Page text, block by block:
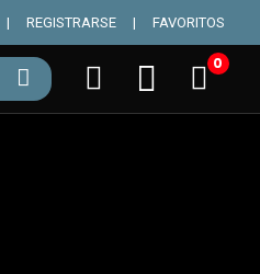
| REGISTRARSE| FAVORITOS
0